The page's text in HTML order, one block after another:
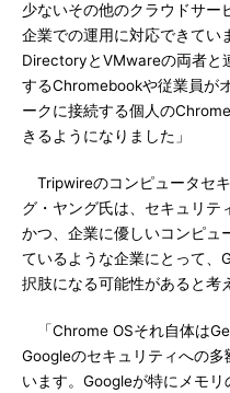
少ないその他のクラウドサー
企業での運用に対応できて
DirectoryとVMwareの両者と
するChromebookや従業員が
ークに接続する個人の
きるようになりました」
Tripwireのコンピュータセ
グ・ヤング氏は、セキュリテ
かつ、企業に優しいコンピュ
ているような企業にとって、
択肢になる可能性があると考
「Chrome OSそれ自体は
Googleのセキュリティへの
います。Googleが特にメモ